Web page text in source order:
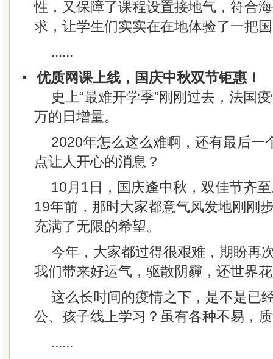
性，又保障了课程设置接地气，符合
求，让学生们实实在在地体验了一把
......
•
优质网课上线，国庆中秋双节钜惠！
史上“最难开学季”刚刚过去，法国
万的日增量。
2020年怎么这么难啊，还有最后一
点让人开心的消息？
10月1日，国庆逢中秋，双佳节齐
19年前，那时大家都意气风发地刚刚
充满了无限的希望。
今年，大家都过得很艰难，期盼再
我们带来好运气，驱散阴霾，还世界
这么长时间的疫情之下，是不是已
公、孩子线上学习？虽有各种不易，
......